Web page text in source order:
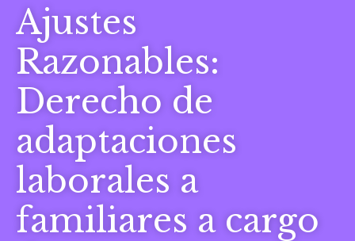
Ajustes
Razonables:
Derecho de
adaptaciones
laborales a
familiares a cargo